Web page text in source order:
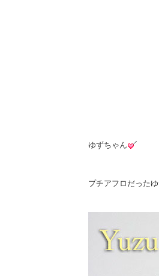
ゆずちゃん
プチアフロだった